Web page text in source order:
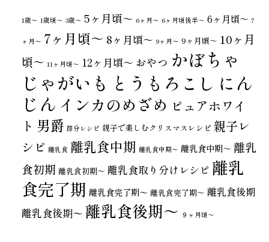
1歳〜 1歳頃～ 3歳〜 5ヶ月頃～ 6ヶ月〜 6ヶ月頃後半～ 6ヶ月頃～ 7
ヶ月〜 7ヶ月頃～ 8ヶ月頃～ 9ヶ月〜 9ヶ月頃～ 10ヶ月
頃～ 11ヶ月頃～ 12ヶ月頃～ おやつ かぼちゃ
じゃがいも とうもろこし にん
じん インカのめざめ ピュアホワイ
ト 男爵 節分レシピ 親子で楽しむクリスマスレシピ 親子レ
シピ 離乳食 離乳食中期 離乳食中期〜 離乳食中期～ 離乳
食初期 離乳食初期～ 離乳食取り分けレシピ 離乳
食完了期 離乳食完了期〜 離乳食完了期～ 離乳食後期
離乳食後期〜 離乳食後期～ ９ヶ月頃～